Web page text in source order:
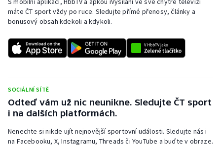
Short track
Sportovní střelba
Stolní tenis
Veslování
Volejbal
máte ČT sport vždy po ruce. Sledujte přímé přenosy, články a
bonusový obsah kdekoli a kdykoli.
SOCIÁLNÍ SÍTĚ
Odteď vám už nic neunikne. Sledujte ČT sport
i na dalších platformách.
Nenechte si nikde ujít nejnovější sportovní události. Sledujte nás i
na Facebooku, X, Instagramu, Threads či YouTube a buďte v obraze.